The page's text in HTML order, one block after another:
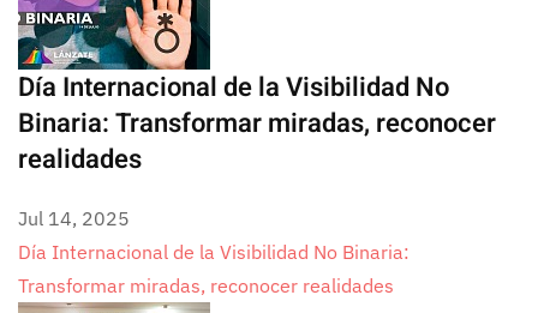
Día Internacional de la Visibilidad No
Binaria: Transformar miradas, reconocer
realidades
Jul 14, 2025
Día Internacional de la Visibilidad No Binaria:
Transformar miradas, reconocer realidades